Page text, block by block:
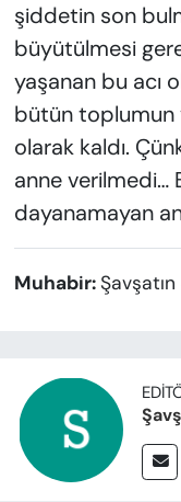
şiddetin son
büyütülmesi
yaşanan bu acı
bütün toplumun
olarak kaldı.
anne verilmedi…
dayanamayan
Muhabir:Şavşatın